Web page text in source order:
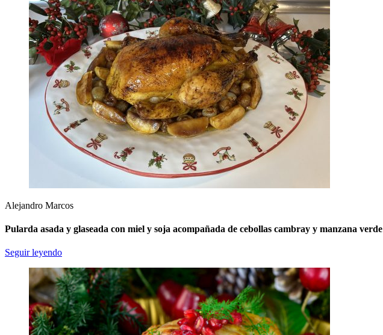
Alejandro Marcos
Pularda asada y glaseada con miel y soja acompañada de cebollas cambray y manzana verde
Seguir leyendo